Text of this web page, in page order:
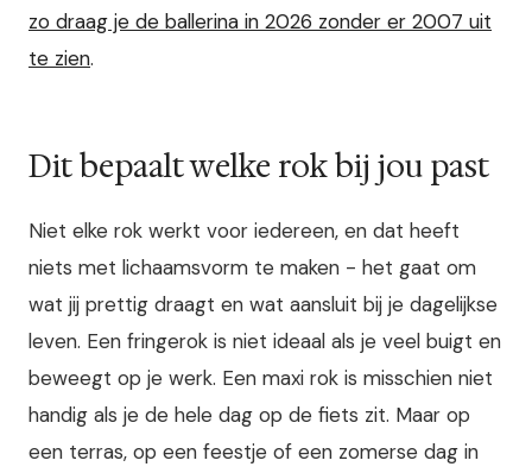
zo draag je de ballerina in 2026 zonder er 2007 uit
te zien.
Dit bepaalt welke rok bij jou past
Niet elke rok werkt voor iedereen, en dat heeft
niets met lichaamsvorm te maken - het gaat om
wat jij prettig draagt en wat aansluit bij je dagelijkse
leven. Een fringerok is niet ideaal als je veel buigt en
beweegt op je werk. Een maxi rok is misschien niet
handig als je de hele dag op de fiets zit. Maar op
een terras, op een feestje of een zomerse dag in